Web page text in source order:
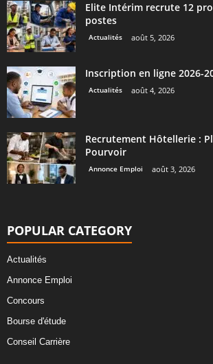
Elite Intérim recrute 12
postes
Actualités août 5, 2026
Inscription en ligne 2026-
Actualités août 4, 2026
Recrutement Hôtellerie :
Pourvoir
Annonce Emploi août 3, 2026
POPULAR CATEGORY
Actualités
Annonce Emploi
Concours
Bourse d'étude
Conseil Carrière